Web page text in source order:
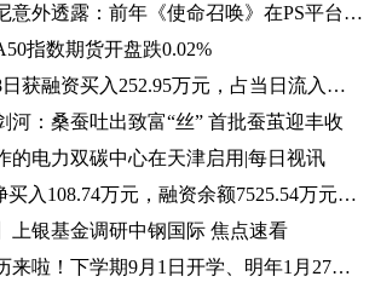
天天观天下！索尼意外透露：前年《使命召唤》在PS平台创造超8亿美元收入
指数期货开盘跌0.02%
开勒股份：6月28日获融资买入252.95万元，占当日流入资金比例11.65%-世界即时
河：桑蚕吐出致富“丝” 首批蚕茧迎丰收
的电力双碳中心在天津启用|每日视讯
农业ETF：融资净买入108.74万元，融资余额7525.54万元（06-28）
上银基金调研中钢国际 焦点速看
海南中小学新校历来啦！下学期9月1日开学、明年1月27日放寒假|观焦点